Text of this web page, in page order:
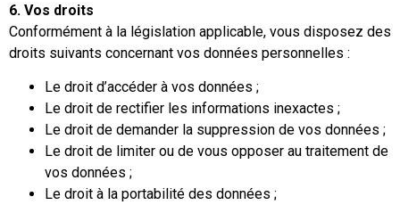
6. Vos droits
Conformément à la législation applicable, vous disposez des
droits suivants concernant vos données personnelles :
Le droit d’accéder à vos données ;
Le droit de rectifier les informations inexactes ;
Le droit de demander la suppression de vos données ;
Le droit de limiter ou de vous opposer au traitement de
vos données ;
Le droit à la portabilité des données ;